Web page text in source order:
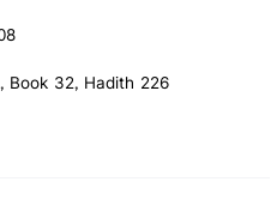
Book 32, Hadith 226